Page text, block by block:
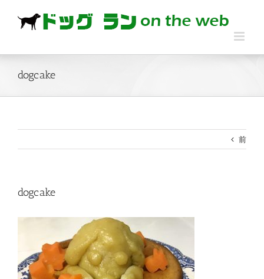
content
dogcake
前
dogcake